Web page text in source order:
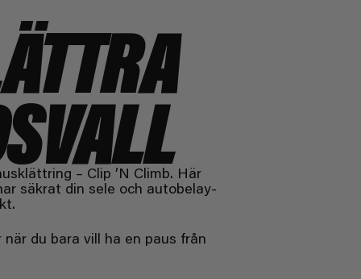
– Clip ’N Climb. Här
säkrat din sele och autobelay-
du bara vill ha en paus från